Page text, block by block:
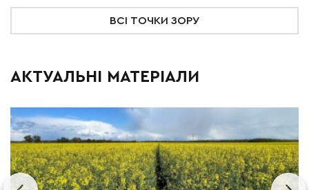
ВСІ ТОЧКИ ЗОРУ
АКТУАЛЬНІ МАТЕРІАЛИ